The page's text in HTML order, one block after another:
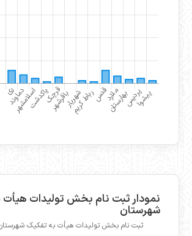
نمودار ثبت نام بخش تولیدات
شهرستان